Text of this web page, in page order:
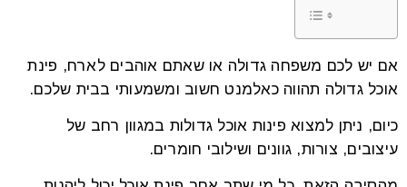
אם יש לכם משפחה גדולה או שאתם אוהבים לארח, פינת
אוכל גדולה תהווה כאלמנט חשוב ומשמעותי בבית שלכם.
כיום, ניתן למצוא פינות אוכל גדולות במגוון רחב של
עיצובים, צורות, גוונים ושילובי חומרים.